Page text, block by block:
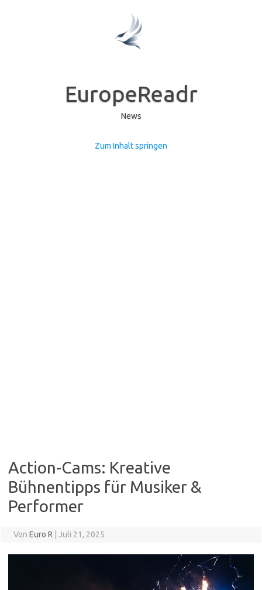
EuropeReadr
News
Zum Inhalt springen
Action-Cams: Kreative
Bühnentipps für Musiker &
Performer
Von Euro R Juli 21, 2025